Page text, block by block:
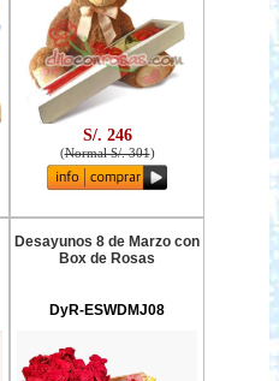
S/. 246
(Normal S/. 301)
Desayunos 8 de Marzo con
Box de Rosas
DyR-ESWDMJ08